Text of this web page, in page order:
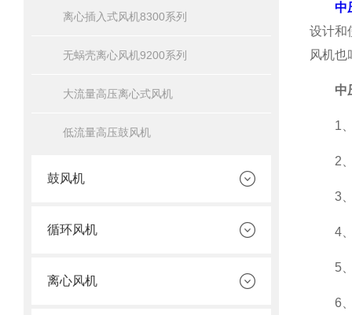
离心插入式风机8300系列
无蜗壳离心风机9200系列
大流量高压离心式风机
低流量高压鼓风机
鼓风机
循环风机
离心风机
中
设计和
风机也
中
1、
2、
3、
4、
5、
6、